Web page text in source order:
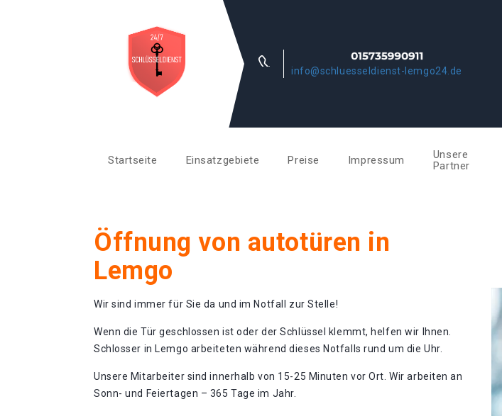
info@schluesseldienst-lemgo24.de
Startseite Einsatzgebiete Preise Impressum
Unsere
Partner
Öffnung von autotüren in
Lemgo
Wir sind immer für Sie da und im Notfall zur Stelle!
Wenn die Tür geschlossen ist oder der Schlüssel klemmt, helfen wir Ihnen.
Schlosser in Lemgo arbeiteten während dieses Notfalls rund um die Uhr.
Unsere Mitarbeiter sind innerhalb von 15-25 Minuten vor Ort. Wir arbeiten an
Sonn- und Feiertagen – 365 Tage im Jahr.